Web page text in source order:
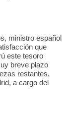
ministro español
que
este tesoro
breve plazo
restantes,
a cargo del